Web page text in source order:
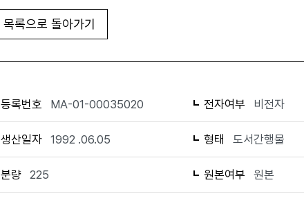
목록으로 돌아가기
등록번호 MA-01-00035020 전자여부 비전자
생산일자 1992 .06.05 형태 도서간행물
분량 225 원본여부 원본